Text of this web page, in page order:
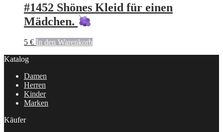
#1452 Shönes Kleid für einen
Mädchen.
5 € In den Warenkorb
Katalog
Damen
Herren
Kinder
Marken
Käufer